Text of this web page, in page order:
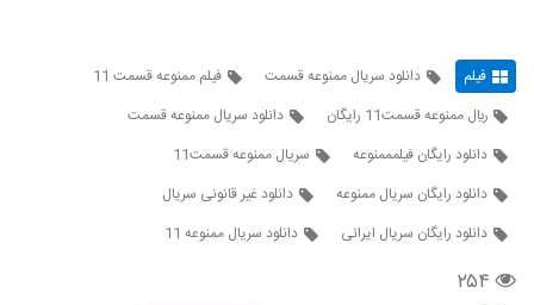
فیلم دانلود سریال ممنوعه قسمت
فیلم ممنوعه قسمت 11
ريال ممنوعه قسمت11 رایگان
دانلود سریال ممنوعه قسمت
دانلود رایگان فیلمممنوعه
سريال ممنوعه قسمت11
دانلود رایگان سریال ممنوعه
دانلود غیر قانونی سریال
دانلود رایگان سریال ایرانی
دانلود سریال ممنوعه 11
۲۵۴